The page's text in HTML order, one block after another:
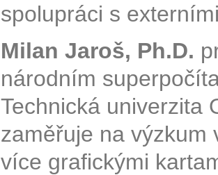
spolupráci s
Milan Jaroš, Ph.D.
národním
Technická univerzita
zaměřuje na výzkum
více grafickými